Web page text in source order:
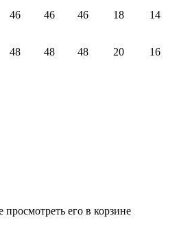
46 46 46 18 14
48 48 48 20 16
его в корзине